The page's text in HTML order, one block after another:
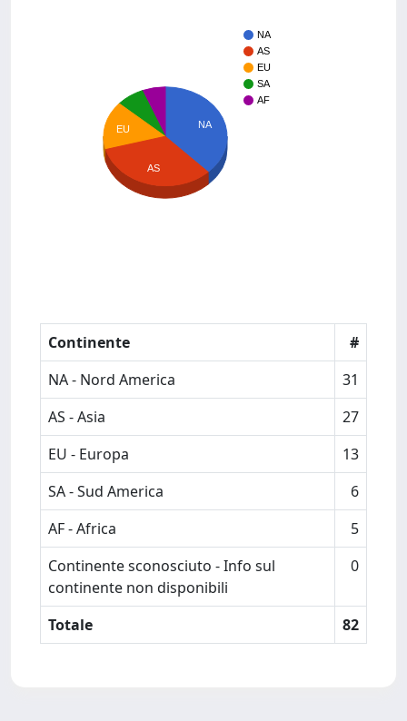
NA
AS
EU
SA
AF
NA
EU
AS
Continente
#
NA - Nord America
31
AS - Asia
27
EU - Europa
13
SA - Sud America
6
AF - Africa
5
Continente sconosciuto - Info sul
continente non disponibili
0
Totale 82